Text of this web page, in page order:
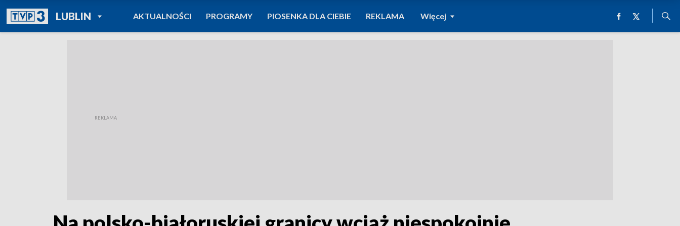
LUBLINPOWRÓT DO
TVP REGIONY
AKTUALNOŚCI PROGRAMY PIOSENKA DLA CIEBIE REKLAMA Więcej